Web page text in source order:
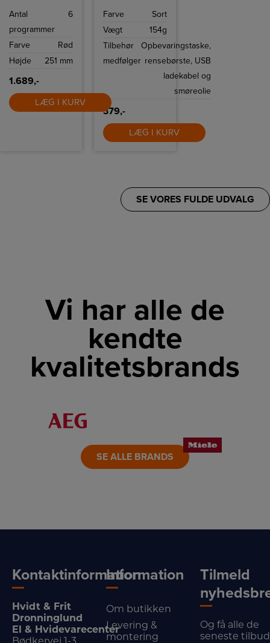
og temperering
Antal
programmer
6
Farve
Rød
Højde
251 mm
1.689,-
LÆG I KURV
90 min. brugstid
3 års garanti.
Farve
Sort
Vægt
154g
Tilbehør
medfølger
Opbevaringstaske,
rensebørste, USB
ladekabel og
smøreolie
379,-
LÆG I KURV
SE VORES FULDE UDVALG
Vi har alle de
kendte
kvalitetsbrands
LINK
SE ALLE BRANDS
Kontaktinformation
Hvidt & Frit
Dronninglund
El & Hvidevarecenter
Information
Om butikken
Levering &
montering
Tilmeld
Og få alle de
seneste